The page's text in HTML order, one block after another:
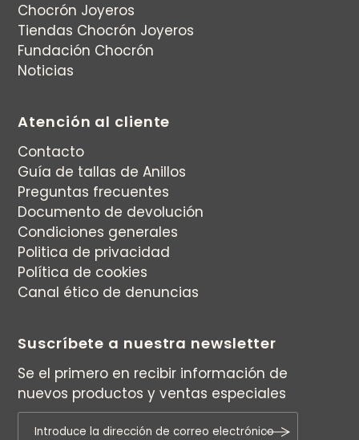
Chocrón Joyeros
Tiendas Chocrón Joyeros
Fundación Chocrón
Noticias
Atención al cliente
Contacto
Guía de tallas de Anillos
Preguntas frecuentes
Documento de devolución
Condiciones generales
Politica de privacidad
Política de cookies
Canal ético de denuncias
Suscríbete a nuestra newsletter
Se el primero en recibir información de
nuevos productos y ventas especiales